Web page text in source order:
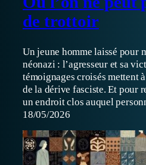
de trottoir
Un jeune homme laissé pour
néonazi : l’agresseur et sa
témoignages croisés mettent
de la dérive fasciste. Et pour
un endroit clos auquel
18/05/2026